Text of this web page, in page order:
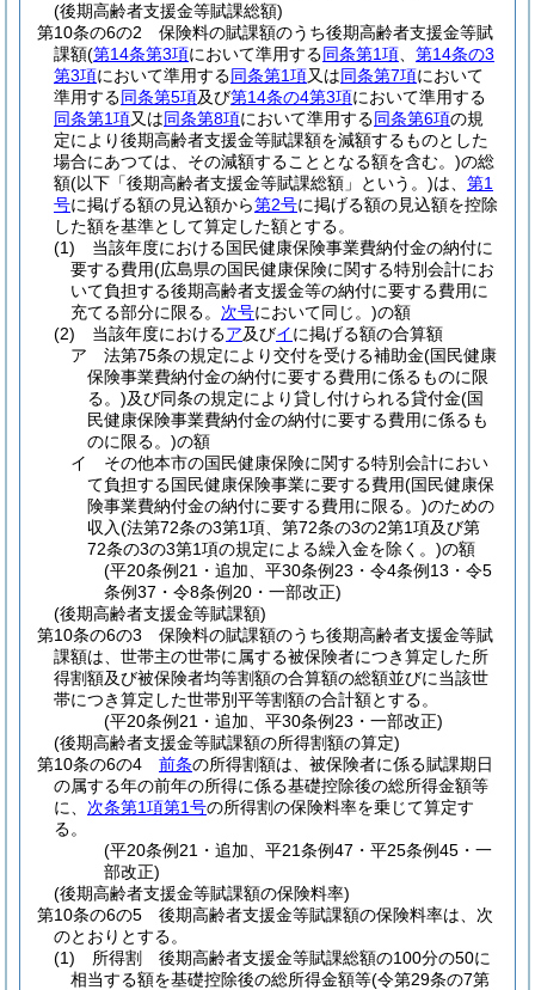
(後期高齢者支援金等賦課総額)
第10条の6の2
保険料の賦課額のうち後期高齢者支援金等賦
課額(第14条第3項において準用する同条第1項
第14条の3
第3項において準用する同条第1項又は同条第7項において
準用する同条第5項及び第14条の4第3項において準用する
同条第1項又は同条第8項において準用する同条第6項の規
定により後期高齢者支援金等賦課額を減額するものとした
場合にあつては、その減額することとなる額を含む。)の総
額(以下「後期高齢者支援金等賦課総額」という。)は、 第1
号に掲げる額の見込額から第2号に掲げる額の見込額を控除
した額を基準として算定した額とする。
(1)
当該年度における国民健康保険事業費納付金の納付に
要する費用(広島県の国民健康保険に関する特別会計にお
いて負担する後期高齢者支援金等の納付に要する費用に
充てる部分に限る。 次号において同じ。)の額
(2)
当該年度におけるア及びイに掲げる額の合算額
ア
法第75条の規定により交付を受ける補助金(国民健康
保険事業費納付金の納付に要する費用に係るものに限
る。)及び同条の規定により貸し付けられる貸付金(国
民健康保険事業費納付金の納付に要する費用に係るも
のに限る。)の額
イ
その他本市の国民健康保険に関する特別会計におい
て負担する国民健康保険事業に要する費用(国民健康保
険事業費納付金の納付に要する費用に限る。)のための
収入(法第72条の3第1項、第72条の3の2第1項及び第
72条の3の3第1項の規定による繰入金を除く。)の額
(平20条例21・追加、平30条例23・令4条例13・令5
条例37・令8条例20・一部改正)
(後期高齢者支援金等賦課額)
第10条の6の3
保険料の賦課額のうち後期高齢者支援金等賦
課額は、世帯主の世帯に属する被保険者につき算定した所
得割額及び被保険者均等割額の合算額の総額並びに当該世
帯につき算定した世帯別平等割額の合計額とする。
(平20条例21・追加、平30条例23・一部改正)
(後期高齢者支援金等賦課額の所得割額の算定)
第10条の6の4
前条の所得割額は、被保険者に係る賦課期日
の属する年の前年の所得に係る基礎控除後の総所得金額等
に、 次条第1項第1号の所得割の保険料率を乗じて算定す
る。
(平20条例21・追加、平21条例47・平25条例45・一
部改正)
(後期高齢者支援金等賦課額の保険料率)
第10条の6の5
後期高齢者支援金等賦課額の保険料率は、次
のとおりとする。
(1)
所得割 後期高齢者支援金等賦課総額の100分の50に
相当する額を基礎控除後の総所得金額等(令第29条の7第